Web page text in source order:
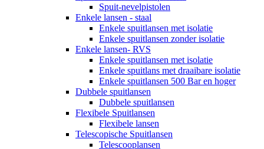
Spuit-nevelpistolen
Enkele lansen - staal
Enkele spuitlansen met isolatie
Enkele spuitlansen zonder isolatie
Enkele lansen- RVS
Enkele spuitlansen met isolatie
Enkele spuitlans met draaibare isolatie
Enkele spuitlansen 500 Bar en hoger
Dubbele spuitlansen
Dubbele spuitlansen
Flexibele Spuitlansen
Flexibele lansen
Telescopische Spuitlansen
Telescooplansen